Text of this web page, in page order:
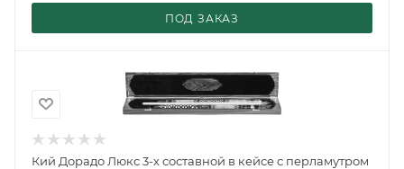
ПОД ЗАКАЗ
Кий Дорадо Люкс 3-х составной в кейсе с перламутром